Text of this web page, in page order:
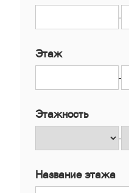
-
Этаж
-
Этажность
-
Название этажа